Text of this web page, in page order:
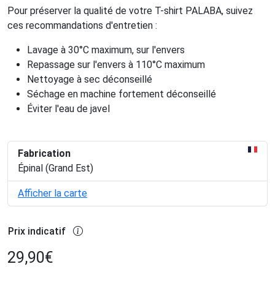
Pour préserver la qualité de votre T-shirt PALABA, suivez
ces recommandations d'entretien :
Lavage à 30°C maximum, sur l'envers
Repassage sur l'envers à 110°C maximum
Nettoyage à sec déconseillé
Séchage en machine fortement déconseillé
Éviter l'eau de javel
Fabrication
Épinal (Grand Est)
Afficher la carte
Prix indicatif
29,90€